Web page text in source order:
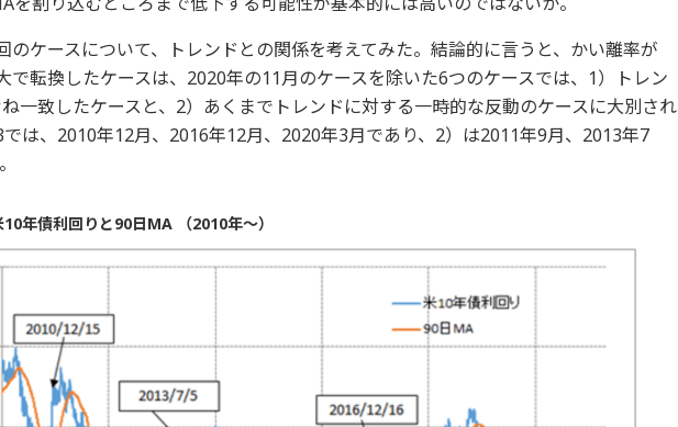
のケースについて、トレンドとの関係を考えてみた。結論的に言うと、かい離率が
で転換したケースは、2020年の11月のケースを除いた6つのケースでは、1）トレン
一致したケースと、2）あくまでトレンドに対する一時的な反動のケースに大別され
は、2010年12月、2016年12月、2020年3月であり、2）は2011年9月、2013年7
10年債利回りと90日MA （2010年～）